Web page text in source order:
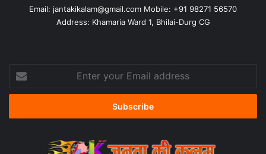
Email: jantakikalam@gmail.com Mobile: +91 98271 56570
Address: Khamaria Ward 1, Bhilai-Durg CG
your
Email